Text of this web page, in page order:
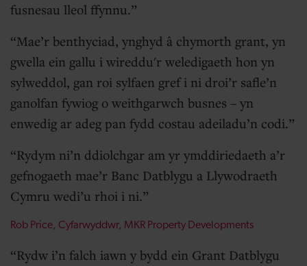
fusnesau lleol ffynnu.
Mae’r benthyciad, ynghyd â chymorth grant, yn
gwella ein gallu i wireddu'r weledigaeth hon yn
sylweddol, gan roi sylfaen gref i ni droi’r safle’n
ganolfan fywiog o weithgarwch busnes – yn
enwedig ar adeg pan fydd costau adeiladu’n codi.
Rydym ni’n ddiolchgar am yr ymddiriedaeth a’r
gefnogaeth mae’r Banc Datblygu a Llywodraeth
Cymru wedi’u rhoi i ni.
Rob Price, Cyfarwyddwr, MKR Property Developments
Rydw i’n falch iawn y bydd ein Grant Datblygu